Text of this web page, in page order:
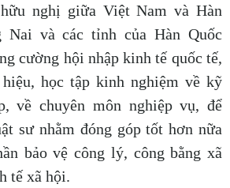
nghị giữa Việt Nam và Hàn
Nai và các tỉnh của Hàn Quốc
cường hội nhập kinh tế quốc tế,
học tập kinh nghiệm về kỹ
về chuyên môn nghiệp vụ, để
sư nhằm đóng góp tốt hơn nữa
bảo vệ công lý, công bằng xã
tế xã hội.